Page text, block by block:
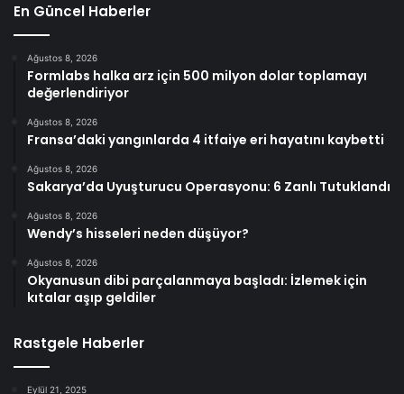
En Güncel Haberler
Ağustos 8, 2026
Formlabs halka arz için 500 milyon dolar toplamayı
değerlendiriyor
Ağustos 8, 2026
Fransa’daki yangınlarda 4 itfaiye eri hayatını kaybetti
Ağustos 8, 2026
Sakarya’da Uyuşturucu Operasyonu: 6 Zanlı Tutuklandı
Ağustos 8, 2026
Wendy’s hisseleri neden düşüyor?
Ağustos 8, 2026
Okyanusun dibi parçalanmaya başladı: İzlemek için
kıtalar aşıp geldiler
Rastgele Haberler
Eylül 21, 2025